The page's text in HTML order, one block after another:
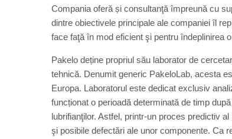
Compania oferă și consultanţă împreună cu
dintre obiectivele principale ale companiei îl
face faţă în mod eficient şi pentru îndeplinirea
Pakelo deține propriul său laborator de
tehnică. Denumit generic PakeloLab, acesta
Europa. Laboratorul este dedicat exclusiv
funcționat o perioadă determinată de timp
lubrifianţilor. Astfel, printr-un proces predictiv
şi posibile defectări ale unor componente. Ca